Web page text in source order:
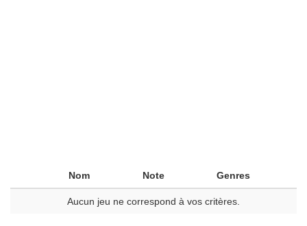
Nom Note Genres
Aucun jeu ne correspond à vos critères.